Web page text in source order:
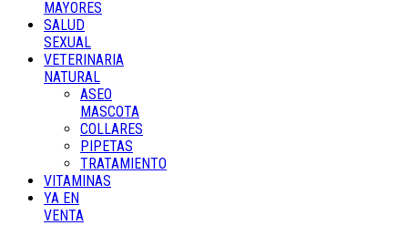
MAYORES
SALUD
SEXUAL
VETERINARIA
NATURAL
ASEO
MASCOTA
COLLARES
PIPETAS
TRATAMIENTO
VITAMINAS
YA EN
VENTA